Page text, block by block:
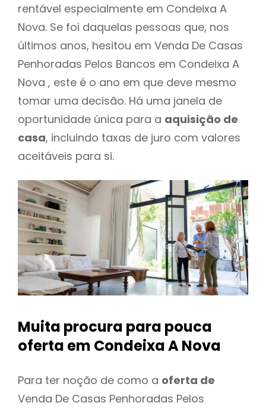
rentável especialmente em Condeixa A
Nova. Se foi daquelas pessoas que, nos
últimos anos, hesitou em Venda De Casas
Penhoradas Pelos Bancos em Condeixa A
Nova , este é o ano em que deve mesmo
tomar uma decisão. Há uma janela de
oportunidade única para a aquisição de
casa, incluindo taxas de juro com valores
aceitáveis para si.
Muita procura para pouca
oferta em Condeixa A Nova
Para ter noção de como a oferta de
Venda De Casas Penhoradas Pelos